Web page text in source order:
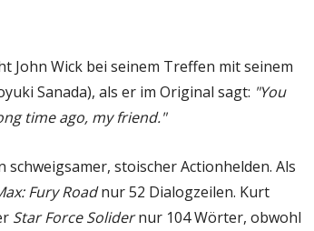
John Wick bei seinem Treffen mit seinem
Sanada), als er im Original sagt: "You
time ago, my friend."
stoischer Actionhelden. Als
Fury Roadnur 52 Dialogzeilen. Kurt
Star Force Solidernur 104 Wörter, obwohl